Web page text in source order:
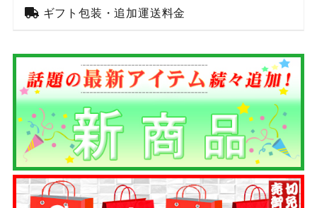
ギフト包装・追加運送料金